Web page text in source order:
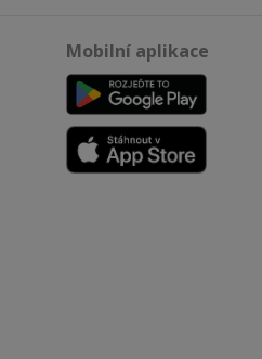
Mobilní aplikace